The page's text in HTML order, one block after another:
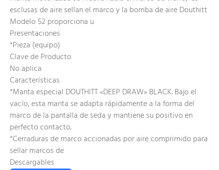
esclusas de aire sellan el marco y la bomba de aire Douthitt
Modelo 52 proporciona u
Presentaciones
*Pieza (equipo)
Clave de Producto
No aplica
Características
*Manta especial DOUTHITT «DEEP DRAW» BLACK. Bajo el
vacío, esta manta se adapta rápidamente a la forma del
marco de la pantalla de seda y mantiene su positivo en
perfecto contacto.
*Cerraduras de marco accionadas por aire comprimido para
sellar marcos de
Descargables